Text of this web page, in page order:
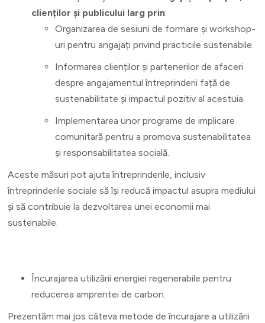
clienților și publicului larg prin:
Organizarea de sesiuni de formare și workshop-
uri pentru angajați privind practicile sustenabile.
Informarea clienților și partenerilor de afaceri
despre angajamentul întreprinderii față de
sustenabilitate și impactul pozitiv al acestuia.
Implementarea unor programe de implicare
comunitară pentru a promova sustenabilitatea
și responsabilitatea socială.
Aceste măsuri pot ajuta întreprinderile, inclusiv
întreprinderile sociale să își reducă impactul asupra mediului
și să contribuie la dezvoltarea unei economii mai
sustenabile.
Încurajarea utilizării energiei regenerabile pentru
reducerea amprentei de carbon.
Prezentăm mai jos câteva metode de încurajare a utilizării